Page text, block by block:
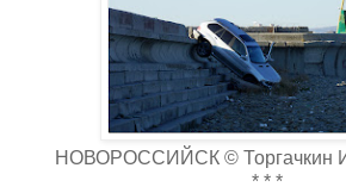
НОВОРОССИЙСК © Торгачкин
* * *